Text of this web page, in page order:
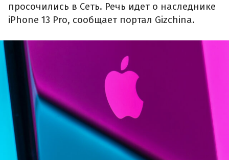
просочились в Сеть. Речь идет о наследнике
iPhone 13 Pro, сообщает портал Gizchina.